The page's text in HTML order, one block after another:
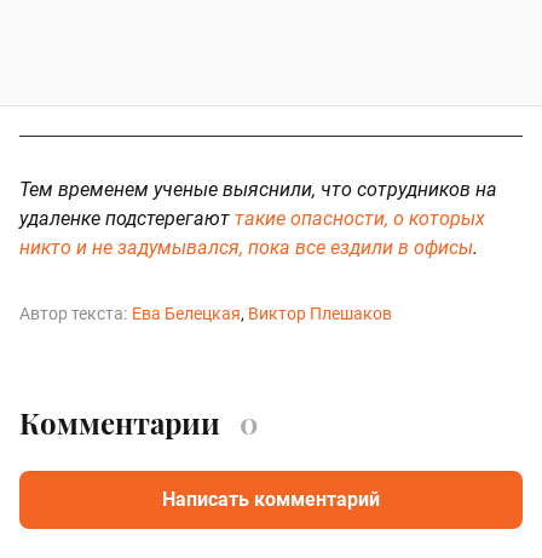
Тем временем ученые выяснили, что сотрудников на
удаленке подстерегают такие опасности, о которых
никто и не задумывался, пока все ездили в офисы.
Автор текста: Ева Белецкая Виктор Плешаков
Комментарии 0
Написать комментарий